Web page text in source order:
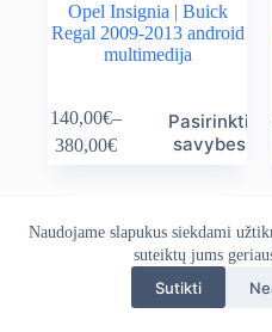
Naudojame slapukus siekdami
suteiktų jums
Sutikti
Opel Insignia | Buick
Regal 2009-2013 android
multimedija
140,00€–
380,00€
Price
380,00€
Pasirinkti
savybes
This
product
The
options
be
Apie mus
Pristatymo politika
Sąlygos ir
Autoekranas.lt © 2026 - Visos